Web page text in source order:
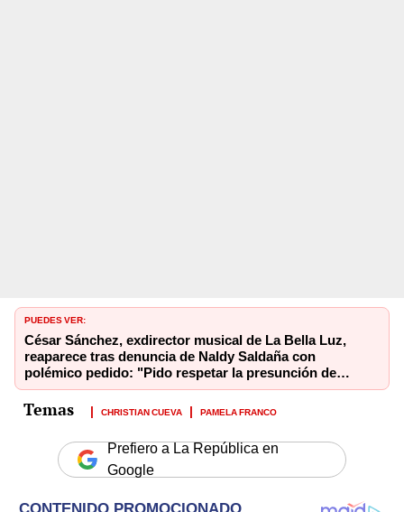
PUEDES VER:
César Sánchez, exdirector musical de La Bella Luz,
reaparece tras denuncia de Naldy Saldaña con
polémico pedido: "Pido respetar la presunción de
inocencia"
CHRISTIAN CUEVA PAMELA FRANCO
Prefiero a La República en
Google